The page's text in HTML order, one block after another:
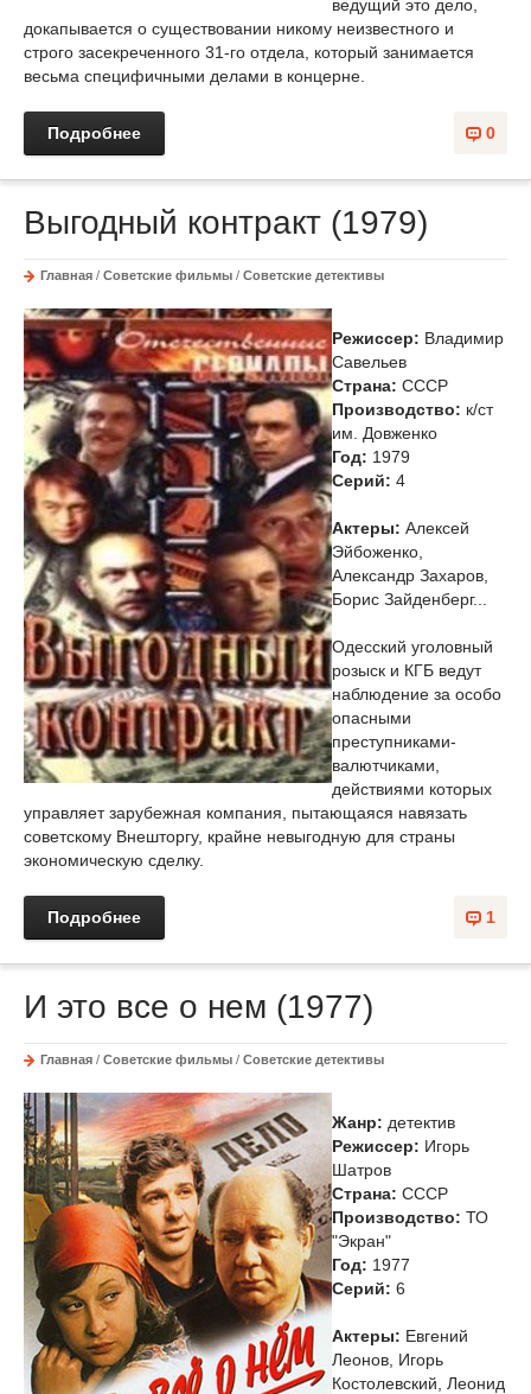
ведущий это дело,
докапывается о существовании никому неизвестного и
строго засекреченного 31-го отдела, который занимается
весьма специфичными делами в концерне.
0
Подробнее
Выгодный контракт (1979)
Главная / Советские фильмы / Советские детективы
Режиссер: Владимир
Савельев
Страна: СССР
Производство: к/ст
им. Довженко
Год: 1979
Cерий: 4
Актеры: Алексей
Эйбоженко,
Александр Захаров,
Борис Зайденберг...
Одесский уголовный
розыск и КГБ ведут
наблюдение за особо
опасными
преступниками-
валютчиками,
действиями которых
управляет зарубежная компания, пытающаяся навязать
советскому Внешторгу, крайне невыгодную для страны
экономическую сделку.
1
Подробнее
И это все о нем (1977)
Главная / Советские фильмы / Советские детективы
Жанр: детектив
Режиссер: Игорь
Шатров
Страна: СССР
Производство: ТО
"Экран"
Год: 1977
Cерий: 6
Актеры: Евгений
Леонов, Игорь
Костолевский, Леонид